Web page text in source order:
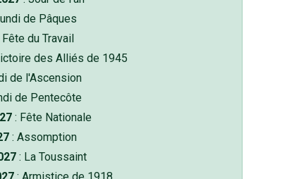
de Pâques
du Travail
des Alliés de 1945
de l'Ascension
de Pentecôte
: Fête Nationale
: Assomption
: La Toussaint
: Armistice de 1918